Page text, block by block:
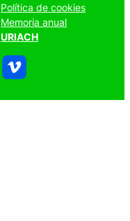
Política de cookies
Memoria anual
URIACH